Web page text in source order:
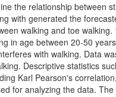
the relationship between
with generated the
walking and toe
in age between 20-50
with walking. Data
Descriptive statistics
Karl Pearson's
for analyzing the data.